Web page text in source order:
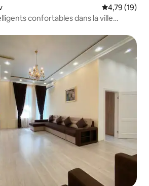
Évaluation
4,79 (19)
confortables dans la ville